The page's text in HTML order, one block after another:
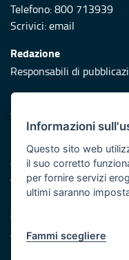
Telefono: 800 713939
Scrivici:email
Redazione
Responsabili di
Protezione civile
Vai al sito di Protezione
Iniziativa finanziata con
Asse XI
Note legali
Cookie e privacy
Atti di notifica
Informazioni
Questo sito web
il suo corretto
per fornire servizi
ultimi saranno
Fammi scegliere